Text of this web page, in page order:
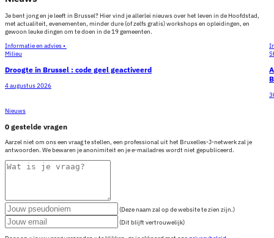
Je bent jong en je leeft in Brussel? Hier vind je allerlei nieuws over het leven in de Hoofdstad,
met actualiteit, evenementen, minder dure (of zelfs gratis) workshops en opleidingen, en
gewoon leuke dingen om te doen in de 19 gemeenten.
Informatie en advies •
Milieu
Droogte in Brussel : code geel geactiveerd
4 augustus 2026
Nieuws
0 gestelde vragen
Aarzel niet om ons een vraag te stellen, een professional uit het Bruxelles-J-netwerk zal je
antwoorden. We bewaren je anonimiteit en je e-mailadres wordt niet gepubliceerd.
(Deze naam zal op de website te zien zijn.)
(Dit blijft vertrouwelijk)